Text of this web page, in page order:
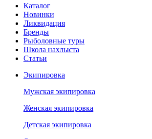
Каталог
Новинки
Ликвидация
Бренды
Рыболовные туры
Школа нахлыста
Статьи
Экипировка
Мужская экипировка
Женская экипировка
Детская экипировка